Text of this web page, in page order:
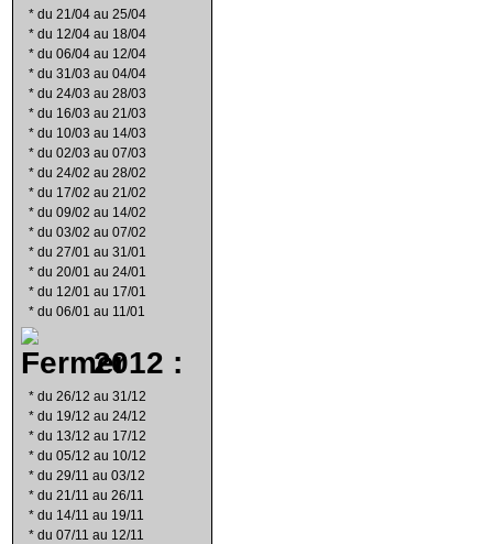
* du 21/04 au 25/04
* du 12/04 au 18/04
* du 06/04 au 12/04
* du 31/03 au 04/04
* du 24/03 au 28/03
* du 16/03 au 21/03
* du 10/03 au 14/03
* du 02/03 au 07/03
* du 24/02 au 28/02
* du 17/02 au 21/02
* du 09/02 au 14/02
* du 03/02 au 07/02
* du 27/01 au 31/01
* du 20/01 au 24/01
* du 12/01 au 17/01
* du 06/01 au 11/01
2012 :
* du 26/12 au 31/12
* du 19/12 au 24/12
* du 13/12 au 17/12
* du 05/12 au 10/12
* du 29/11 au 03/12
* du 21/11 au 26/11
* du 14/11 au 19/11
* du 07/11 au 12/11